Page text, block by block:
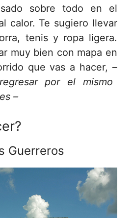
sobre todo en el
calor. Te sugiero llevar
tenis y ropa ligera.
muy bien con mapa en
que vas a hacer, –
por el mismo
–
Guerreros